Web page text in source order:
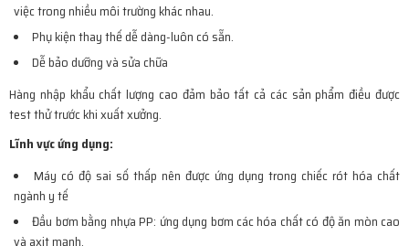
việc trong nhiều môi trường khác nhau.
Phụ kiện thay thế dễ dàng-luôn có sẵn.
Dễ bảo dưỡng và sửa chữa
Hàng nhập khẩu chất lượng cao đảm bảo tất cả các sản phẩm điều được
test thử trước khi xuất xưởng.
Lĩnh vực ứng dụng:
Máy có độ sai số thấp nên được ứng dụng trong chiếc rót hóa chất
ngành y tế
Đầu bơm bằng nhựa PP: ứng dụng bơm các hóa chất có độ ăn mòn cao
và axit mạnh.